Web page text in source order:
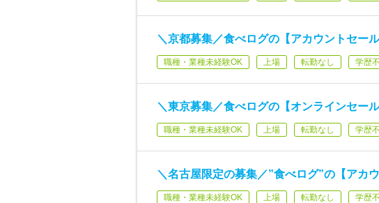
＼京都募集／食べログの【アカウントセー
職種・業種未経験OK 上場 転勤なし 学歴
＼東京募集／食べログの【オンラインセー
職種・業種未経験OK 上場 転勤なし 学歴
＼名古屋限定の募集／”食べログ”の【アカ
職種・業種未経験OK 上場 転勤なし 学歴